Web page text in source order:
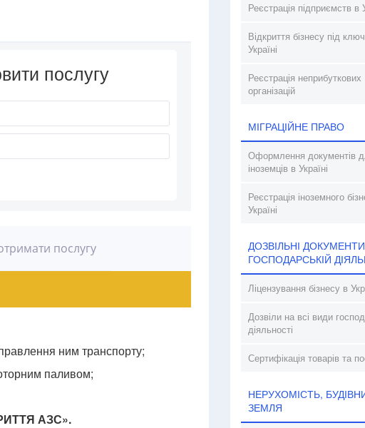
послугу
ним транспорту;
паливом;
АЗС».
Реєстрація підприємств в
Відкриття бізнесу під
Україні
Реєстрація неприбуткових
організацій
МІГРАЦІЙНЕ ПРАВО
Оформлення документів
іноземців в Україні
Реєстрація іноземного
Україні
ДОЗВІЛЬНІ
ГОСПОДАРСЬКІЙ
Ліцензування бізнесу в
Дозвіли на всі види
діяльності
Сертифікація товарів та
НЕРУХОМІСТЬ,
ЗЕМЛЯ